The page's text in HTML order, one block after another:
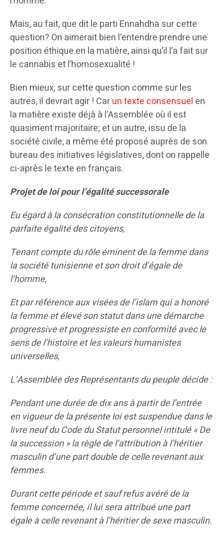
Mais, au fait, que dit le parti Ennahdha sur cette
question? On aimerait bien l’entendre prendre une
position éthique en la matière, ainsi qu’il l’a fait sur
le cannabis et l’homosexualité !
Bien mieux, sur cette question comme sur les
autres, il devrait agir ! Carun texte consensuel en
la matière existe déjà à l’Assemblée où il est
quasiment majoritaire; et un autre, issu de la
société civile, a même été proposé auprès de son
bureau des initiatives législatives, dont on rappelle
ci-après le texte en français.
Projet de loi pour l’égalité successorale
Eu égard à la consécration constitutionnelle de la
parfaite égalité des citoyens,
Tenant compte du rôle éminent de la femme dans
la société tunisienne et son droit d’égale de
l’homme,
Et par référence aux visées de l’islam qui a honoré
la femme et élevé son statut dans une démarche
progressive et progressiste en conformité avec le
sens de l’histoire et les valeurs humanistes
universelles,
L’Assemblée des Représentants du peuple décide :
Pendant une durée de dix ans à partir de l’entrée
en vigueur de la présente loi est suspendue dans le
livre neuf du Code du Statut personnel intitulé « De
la succession » la règle de l’attribution à l’héritier
masculin d’une part double de celle revenant aux
femmes.
Durant cette période et sauf refus avéré de la
femme concernée, il lui sera attribué une part
égale à celle revenant à l’héritier de sexe masculin.